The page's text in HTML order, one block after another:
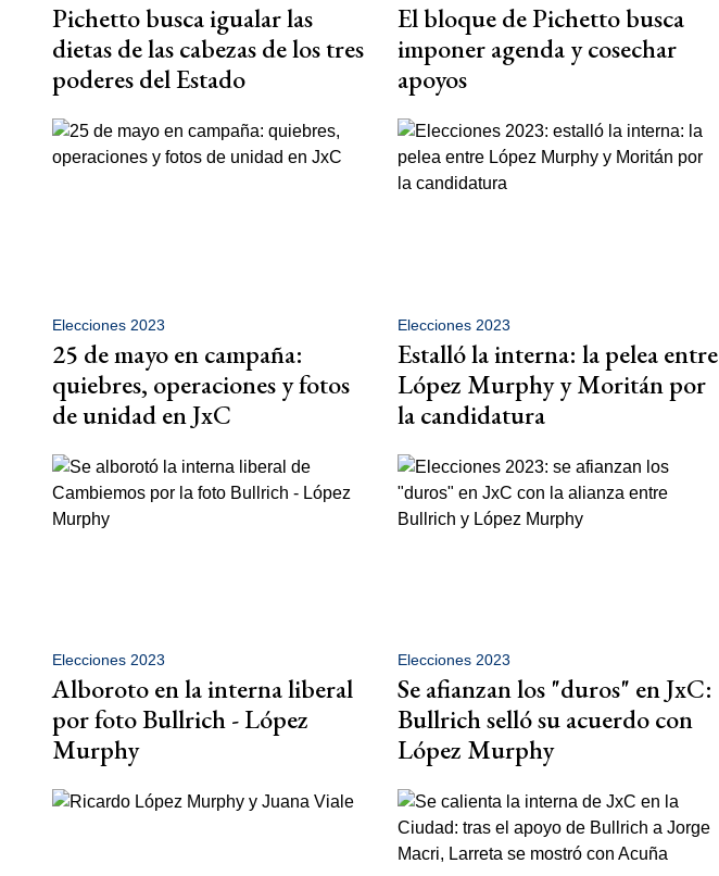
Pichetto busca igualar las
dietas de las cabezas de los tres
poderes del Estado
El bloque de Pichetto busca
imponer agenda y cosechar
apoyos
Elecciones 2023
25 de mayo en campaña:
quiebres, operaciones y fotos
de unidad en JxC
Elecciones 2023
Estalló la interna: la pelea entre
López Murphy y Moritán por
la candidatura
Elecciones 2023
Alboroto en la interna liberal
por foto Bullrich - López
Murphy
Elecciones 2023
Se afianzan los "duros" en JxC:
Bullrich selló su acuerdo con
López Murphy